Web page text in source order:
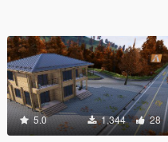
5.0 1,344 28